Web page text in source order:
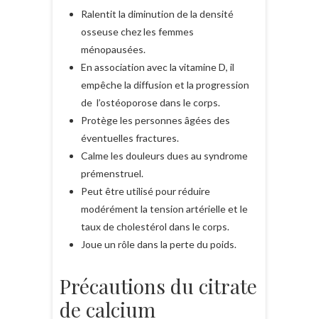
Ralentit la diminution de la densité
osseuse chez les femmes
ménopausées.
En association avec la vitamine D, il
empêche la diffusion et la progression
de l’ostéoporose dans le corps.
Protège les personnes âgées des
éventuelles fractures.
Calme les douleurs dues au syndrome
prémenstruel.
Peut être utilisé pour réduire
modérément la tension artérielle et le
taux de cholestérol dans le corps.
Joue un rôle dans la perte du poids.
Précautions du citrate
de calcium